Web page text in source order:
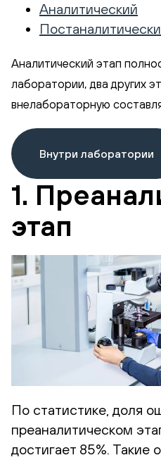
Аналитический
Аналитический этап
лаборатории, два других
внелабораторную
Внутри лаборатории
1.
этап
По статистике, доля
преаналитическом
достигает 85%. Такие